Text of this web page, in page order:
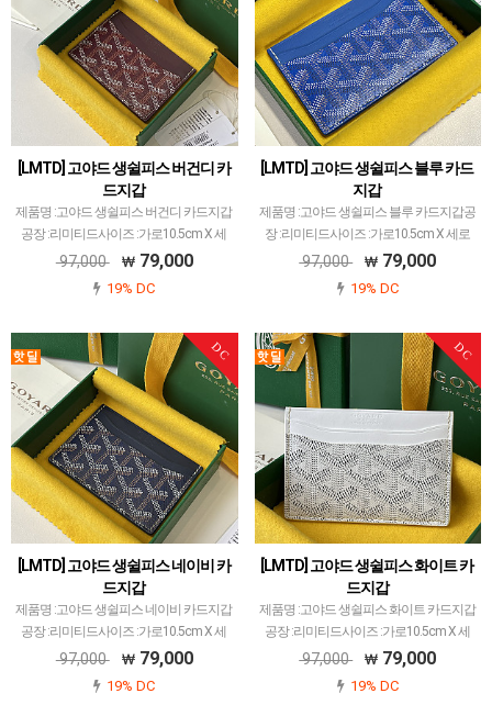
[LMTD] 고야드 생쉴피스 버건디 카
드지갑
제품명 :고야드 생쉴피스 버건디 카드지갑
공장 :리미티드사이즈 :가로10.5cm X 세
로7cm색상 :버건디소재 :캔버스 앤카프스
장 최소화된 공장입니다.고야드에서 많이
97,000 79,000
19% DC
[LMTD] 고야드 생쉴피스 블루 카드
지갑
제품명 :고야드 생쉴피스 블루 카드지갑공
장 :리미티드사이즈 :가로10.5cm X 세로
7cm색상 :블루소재 :캔버스 앤카프스킨고
소화된 공장입니다.고야드에서 많이 사용
97,000 79,000
19% DC
DC
[LMTD] 고야드 생쉴피스 네이비 카
드지갑
제품명 :고야드 생쉴피스 네이비 카드지갑
공장 :리미티드사이즈 :가로10.5cm X 세
로7cm색상 :네이비소재 :캔버스 앤카프스
장 최소화된 공장입니다.고야드에서 많이
97,000 79,000
19% DC
DC
[LMTD] 고야드 생쉴피스 화이트 카
드지갑
제품명 :고야드 생쉴피스 화이트 카드지갑
공장 :리미티드사이즈 :가로10.5cm X 세
로7cm색상 :화이트소재 :캔버스 앤카프스
장 최소화된 공장입니다.고야드에서 많이
97,000 79,000
19% DC